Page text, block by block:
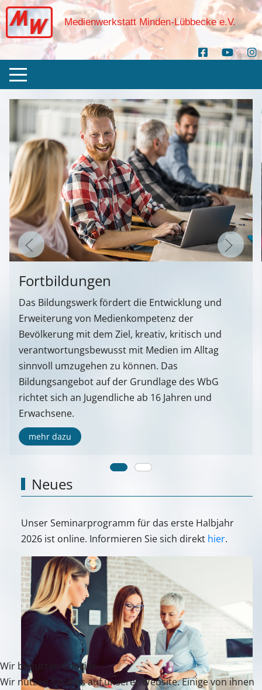
Medienwerkstatt Minden-Lübbecke e.V.
Fortbildungen
Das Bildungswerk fördert die Entwicklung und
Erweiterung von Medienkompetenz der
Bevölkerung mit dem Ziel, kreativ, kritisch und
verantwortungsbewusst mit Medien im Alltag
sinnvoll umzugehen zu können. Das
Bildungsangebot auf der Grundlage des WbG
richtet sich an Jugendliche ab 16 Jahren und
Erwachsene.
mehr dazu
Neues
Unser Seminarprogramm für das erste Halbjahr
2026 ist online. Informieren Sie sich direkt hier.
Wir benutzen Cookies
Wir nutzen Cookies auf unserer Website. Einige von ihnen